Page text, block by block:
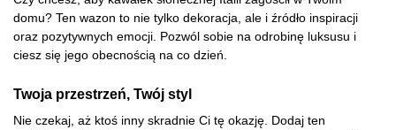
domu? Ten wazon to nie tylko dekoracja, ale i źródło inspiracji
oraz pozytywnych emocji. Pozwól sobie na odrobinę luksusu i
ciesz się jego obecnością na co dzień.
Twoja przestrzeń, Twój styl
Nie czekaj, aż ktoś inny skradnie Ci tę okazję. Dodaj ten